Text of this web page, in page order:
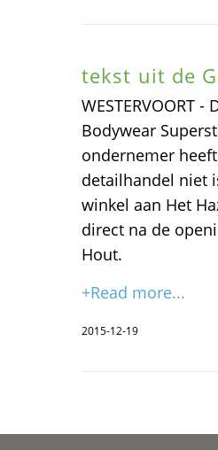
tekst uit de
WESTERVOORT
Bodywear
ondernemer
detailhandel niet
winkel aan Het
direct na de
Hout.
+Read more...
2015-12-19